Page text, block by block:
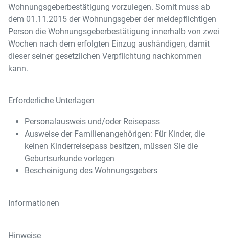
Wohnungsgeberbestätigung vorzulegen. Somit muss ab
dem 01.11.2015 der Wohnungsgeber der meldepflichtigen
Person die Wohnungsgeberbestätigung innerhalb von zwei
Wochen nach dem erfolgten Einzug aushändigen, damit
dieser seiner gesetzlichen Verpflichtung nachkommen
kann.
Erforderliche Unterlagen
Personalausweis und/oder Reisepass
Ausweise der Familienangehörigen: Für Kinder, die
keinen Kinderreisepass besitzen, müssen Sie die
Geburtsurkunde vorlegen
Bescheinigung des Wohnungsgebers
Informationen
Hinweise